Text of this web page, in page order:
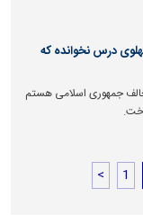
درس نخوانده که
جمهوری اسلامی هستم
< 1